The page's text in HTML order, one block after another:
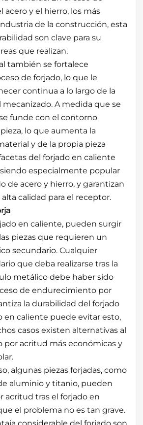
acero y el hierro, los más
de la construcción, esta
son clave para su
que realizan.
también se fortalece
de forjado, lo que le
continua a lo largo de la
mecanizado. A medida que se
funde con el contorno
lo que aumenta la
y de la propia pieza
del forjado en caliente
especialmente popular
de acero y hierro, y garantizan
calidad para el receptor.
en caliente, pueden surgir
piezas que requieren un
secundario. Cualquier
que deba realizarse tras la
metálico debe haber sido
de endurecimiento por
la durabilidad del forjado
en caliente puede evitar esto,
casos existen alternativas al
acritud más económicas y
algunas piezas forjadas, como
aluminio y titanio, pueden
acritud tras el forjado en
el problema no es tan grave.